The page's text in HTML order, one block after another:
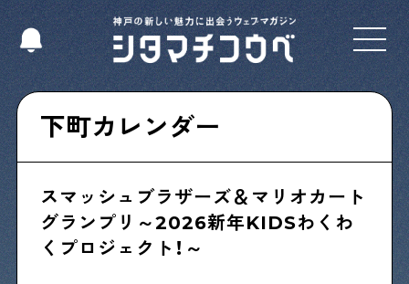
Select Language ▼
Shitamachi NUDIE
下町の人たちのインタビュー記事です
下町カレンダー
スマッシュブラザーズ＆マリオカート
グランプリ～2026新年KIDSわくわ
くプロジェクト！～